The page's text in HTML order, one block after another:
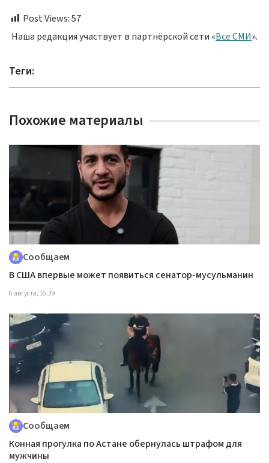
Post Views:57
Наша редакция участвует в партнёрской сети «Все СМИ».
Теги:
Похожие материалы
Сообщаем
В США впервые может появиться сенатор-мусульманин
6 августа, 16:39
Сообщаем
Конная прогулка по Астане обернулась штрафом для
мужчины